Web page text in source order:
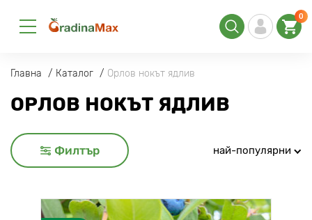
0
Главна Каталог Орлов нокът ядлив
ОРЛОВ НОКЪТ ЯДЛИВ
Филтър най-популярни